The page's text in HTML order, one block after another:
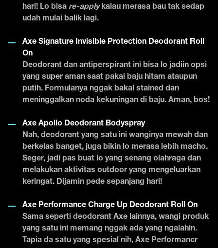
hari! Lo bisa re-applykalau merasa bau tak sedap
udah mulai balik lagi.
Axe Signature Invisible Protection Deodorant Roll
On
Deodorant dan antiperspirant ini bisa lo jadiin opsi
yang super aman saat pakai baju hitam ataupun
putih. Formulanya nggak bakal stained dan
meninggalkan noda kekuningan di baju. Aman, bos!
Axe Apollo Deodorant Bodyspray
Nah, deodorant yang satu ini wanginya mewah dan
berkelas banget, juga bikin lo merasa lebih macho.
Seger, jadi pas buat lo yang senang olahraga dan
melakukan aktivitas outdoor yang mengeluarkan
keringat. Dijamin pede sepanjang hari!
Axe Performance Charge Up Deodorant Roll On
Sama seperti deodorant Axe lainnya, wangi produk
yang satu ini memang nggak ada yang ngalahin.
Tapia da satu yang spesial nih, Axe Performancr